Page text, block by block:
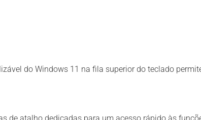
do Windows 11 na fila superior do teclado